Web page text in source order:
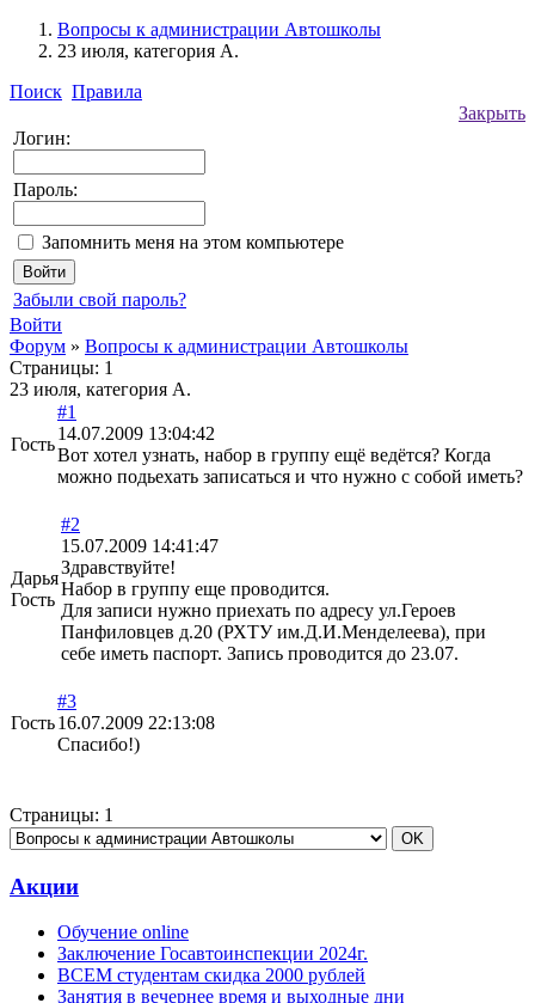
Вопросы к администрации Автошколы
23 июля, категория А.
Поиск Правила
Закрыть
Логин:
Пароль:
Запомнить меня на этом компьютере
Забыли свой пароль?
Войти
Форум » Вопросы к администрации Автошколы
Страницы: 1
23 июля, категория А.
Гость
#1
14.07.2009 13:04:42
Вот хотел узнать, набор в группу ещё ведётся? Когда
можно подьехать записаться и что нужно с собой иметь?
Дарья
Гость
#2
15.07.2009 14:41:47
Здравствуйте!
Набор в группу еще проводится.
Для записи нужно приехать по адресу ул.Героев
Панфиловцев д.20 (РХТУ им.Д.И.Менделеева), при
себе иметь паспорт. Запись проводится до 23.07.
Гость
#3
16.07.2009 22:13:08
Спасибо!)
Страницы: 1
Акции
Обучение online
Заключение Госавтоинспекции 2024г.
ВСЕМ студентам скидка 2000 рублей
Занятия в вечернее время и выходные дни